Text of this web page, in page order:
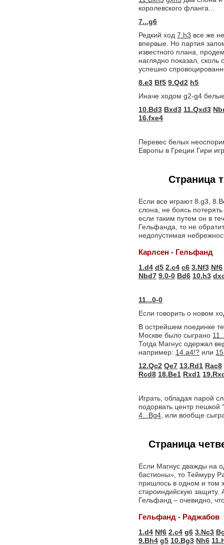
королевского фланга...
7...g6
Редкий ход 7.h3 все же
впервые. Но партия
известного плана,
наглядно показал,
успешно
8.e3 Bf5 9.Qd2 h5
Иначе ходом g2-g4
10.Bd3 Bxd3 11.Qxd3
16.fxe4
Перевес белых
Европы в Греции Гири
Страница
Если все играют 8.g3,
слона, не боясь
если таким путем он в
Гельфанда, то не
недопустимая
Карлсен - Гельфанд
1.d4 d5 2.c4 c6 3.Nf3 Nf6
Nbd7 9.0-0 Bd6 10.h3
11...0-0
Если говорить о новом
В острейшем поединке
Москве было сыграно
Тогда Магнус одержал
например: 14.a4!? или
12.Qc2 Qe7 13.Rd1 Rac8
Rcd8 18.Be1 Rxd1
Играть, обладая парой
подорвать центр пешкой
4...Bg4, или вообще
Страница
Если Магнус дважды на
бастионы», то Теймуру
пришлось в одном и том
староиндийскую защиту.
Гельфанд – очевидно,
Гельфанд - Раджабов
1.d4 Nf6 2.c4 g6 3.Nc3
9.Bh4 g5 10.Bg3 Nh6